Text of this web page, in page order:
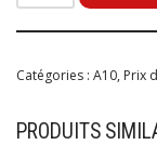
Catégories : A10, Prix
PRODUITS